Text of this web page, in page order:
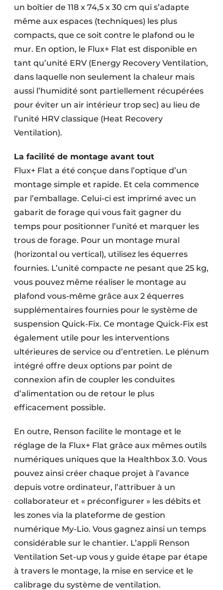
un boîtier de 118 x 74,5 x 30 cm qui s’adapte
même aux espaces (techniques) les plus
compacts, que ce soit contre le plafond ou le
mur. En option, le Flux+ Flat est disponible en
tant qu’unité ERV (Energy Recovery Ventilation,
dans laquelle non seulement la chaleur mais
aussi l’humidité sont partiellement récupérées
pour éviter un air intérieur trop sec) au lieu de
l’unité HRV classique (Heat Recovery
Ventilation).
La facilité de montage avant tout
Flux+ Flat a été conçue dans l’optique d’un
montage simple et rapide. Et cela commence
par l’emballage. Celui-ci est imprimé avec un
gabarit de forage qui vous fait gagner du
temps pour positionner l’unité et marquer les
trous de forage. Pour un montage mural
(horizontal ou vertical), utilisez les équerres
fournies. L’unité compacte ne pesant que 25 kg,
vous pouvez même réaliser le montage au
plafond vous-même grâce aux 2 équerres
supplémentaires fournies pour le système de
suspension Quick-Fix. Ce montage Quick-Fix est
également utile pour les interventions
ultérieures de service ou d’entretien. Le plénum
intégré offre deux options par point de
connexion afin de coupler les conduites
d’alimentation ou de retour le plus
efficacement possible.
En outre, Renson facilite le montage et le
réglage de la Flux+ Flat grâce aux mêmes outils
numériques uniques que la Healthbox 3.0. Vous
pouvez ainsi créer chaque projet à l’avance
depuis votre ordinateur, l’attribuer à un
collaborateur et « préconfigurer » les débits et
les zones via la plateforme de gestion
numérique My-Lio. Vous gagnez ainsi un temps
considérable sur le chantier. L’appli Renson
Ventilation Set-up vous y guide étape par étape
à travers le montage, la mise en service et le
calibrage du système de ventilation.